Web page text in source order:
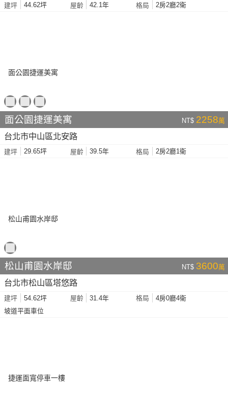
建坪 44.62坪 屋齡 42.1年 格局 2房2廳2衛
面公園捷運美寓 NT$ 2258萬
台北市中山區北安路
建坪 29.65坪 屋齡 39.5年 格局 2房2廳1衛
松山甫園水岸邸 NT$ 3600萬
台北市松山區塔悠路
建坪 54.62坪 屋齡 31.4年 格局
4房0廳4衛
坡道平面車位